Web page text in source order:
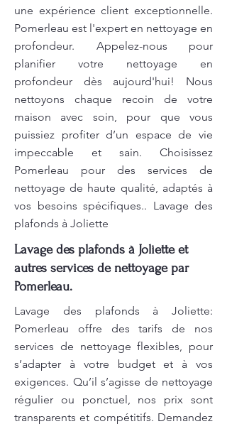
une expérience client exceptionnelle.
Pomerleau est l'expert en nettoyage en
profondeur. Appelez-nous pour
planifier votre nettoyage en
profondeur dès aujourd'hui! Nous
nettoyons chaque recoin de votre
maison avec soin, pour que vous
puissiez profiter d’un espace de vie
impeccable et sain. Choisissez
Pomerleau pour des services de
nettoyage de haute qualité, adaptés à
vos besoins spécifiques.. Lavage des
plafonds à Joliette
Lavage des plafonds à Joliette et
autres services de nettoyage par
Pomerleau.
Lavage des plafonds à Joliette:
Pomerleau offre des tarifs de nos
services de nettoyage flexibles, pour
s’adapter à votre budget et à vos
exigences. Qu’il s’agisse de nettoyage
régulier ou ponctuel, nos prix sont
transparents et compétitifs. Demandez